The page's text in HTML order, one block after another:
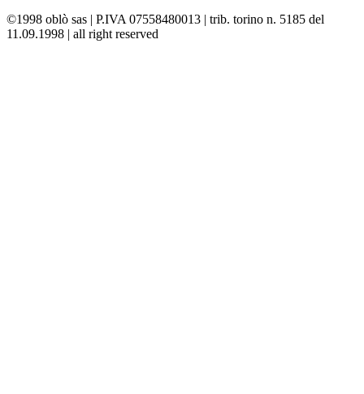
©1998 oblò sas | P.IVA 07558480013 | trib. torino n. 5185 del
11.09.1998 | all right reserved